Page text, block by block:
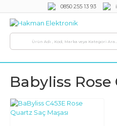
0850 255 13 93
Babyliss Rose